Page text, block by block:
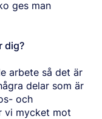
(BAR-IN-COIL)
ges man
dig?
arbete så det är
delar som är
och
vi mycket mot